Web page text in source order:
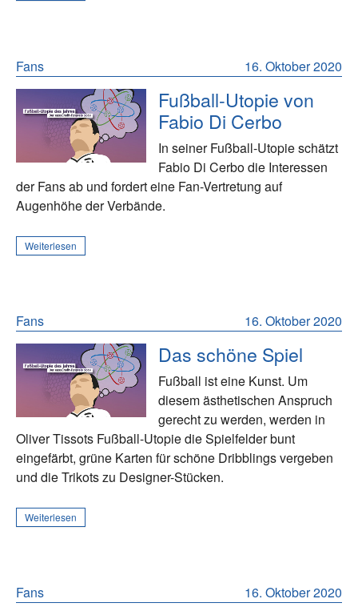
16. Oktober 2020
Fans
Fußball-Utopie von
Fabio Di Cerbo
In seiner Fußball-Utopie schätzt
Fabio Di Cerbo die Interessen
der Fans ab und fordert eine Fan-Vertretung auf
Augenhöhe der Verbände.
Weiterlesen
16. Oktober 2020
Fans
Das schöne Spiel
Fußball ist eine Kunst. Um
diesem ästhetischen Anspruch
gerecht zu werden, werden in
Oliver Tissots Fußball-Utopie die Spielfelder bunt
eingefärbt, grüne Karten für schöne Dribblings vergeben
und die Trikots zu Designer-Stücken.
Weiterlesen
16. Oktober 2020
Fans